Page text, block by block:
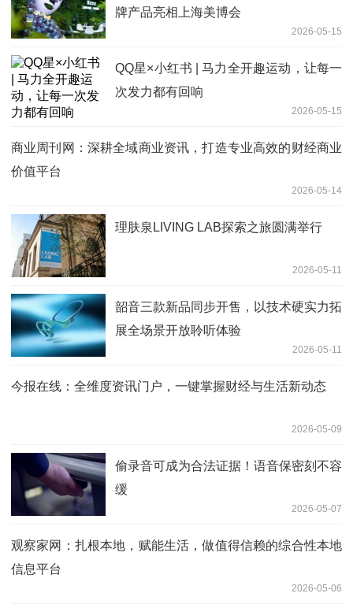
牌产品亮相上海美博会
2026-05-15
QQ星×小红书 | 马力全开趣运动，让每一
次发力都有回响
2026-05-15
商业周刊网：深耕全域商业资讯，打造专业高效的财经商业
价值平台
2026-05-14
理肤泉LIVING LAB探索之旅圆满举行
2026-05-11
韶音三款新品同步开售，以技术硬实力拓
展全场景开放聆听体验
2026-05-11
今报在线：全维度资讯门户，一键掌握财经与生活新动态
2026-05-09
偷录音可成为合法证据！语音保密刻不容
缓
2026-05-07
观察家网：扎根本地，赋能生活，做值得信赖的综合性本地
信息平台
2026-05-06